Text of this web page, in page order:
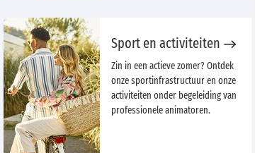
Sport en activiteiten
Zin in een actieve zomer? Ontdek
onze sportinfrastructuur en onze
activiteiten onder begeleiding van
professionele animatoren.